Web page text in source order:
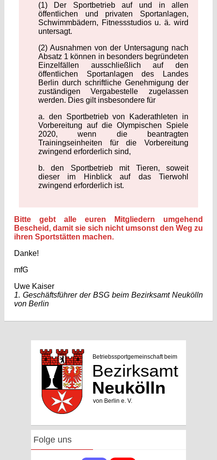
(1) Der Sportbetrieb auf und in allen
öffentlichen und privaten Sportanlagen,
Schwimmbädern, Fitnessstudios u. ä. wird
untersagt.
(2) Ausnahmen von der Untersagung nach
Absatz 1 können in besonders begründeten
Einzelfällen ausschließlich auf den
öffentlichen Sportanlagen des Landes
Berlin durch schriftliche Genehmigung der
zuständigen Vergabestelle zugelassen
werden. Dies gilt insbesondere für
a. den Sportbetrieb von Kaderathleten in
Vorbereitung auf die Olympischen Spiele
2020, wenn die beantragten
Trainingseinheiten für die Vorbereitung
zwingend erforderlich sind,
b. den Sportbetrieb mit Tieren, soweit
dieser im Hinblick auf das Tierwohl
zwingend erforderlich ist.
Bitte gebt alle euren Mitgliedern umgehend
Bescheid, damit sie sich nicht umsonst den Weg zu
ihren Sportstätten machen.
Danke!
mfG
Uwe Kaiser
1. Geschäftsführer der BSG beim Bezirksamt Neukölln
von Berlin
Folge uns